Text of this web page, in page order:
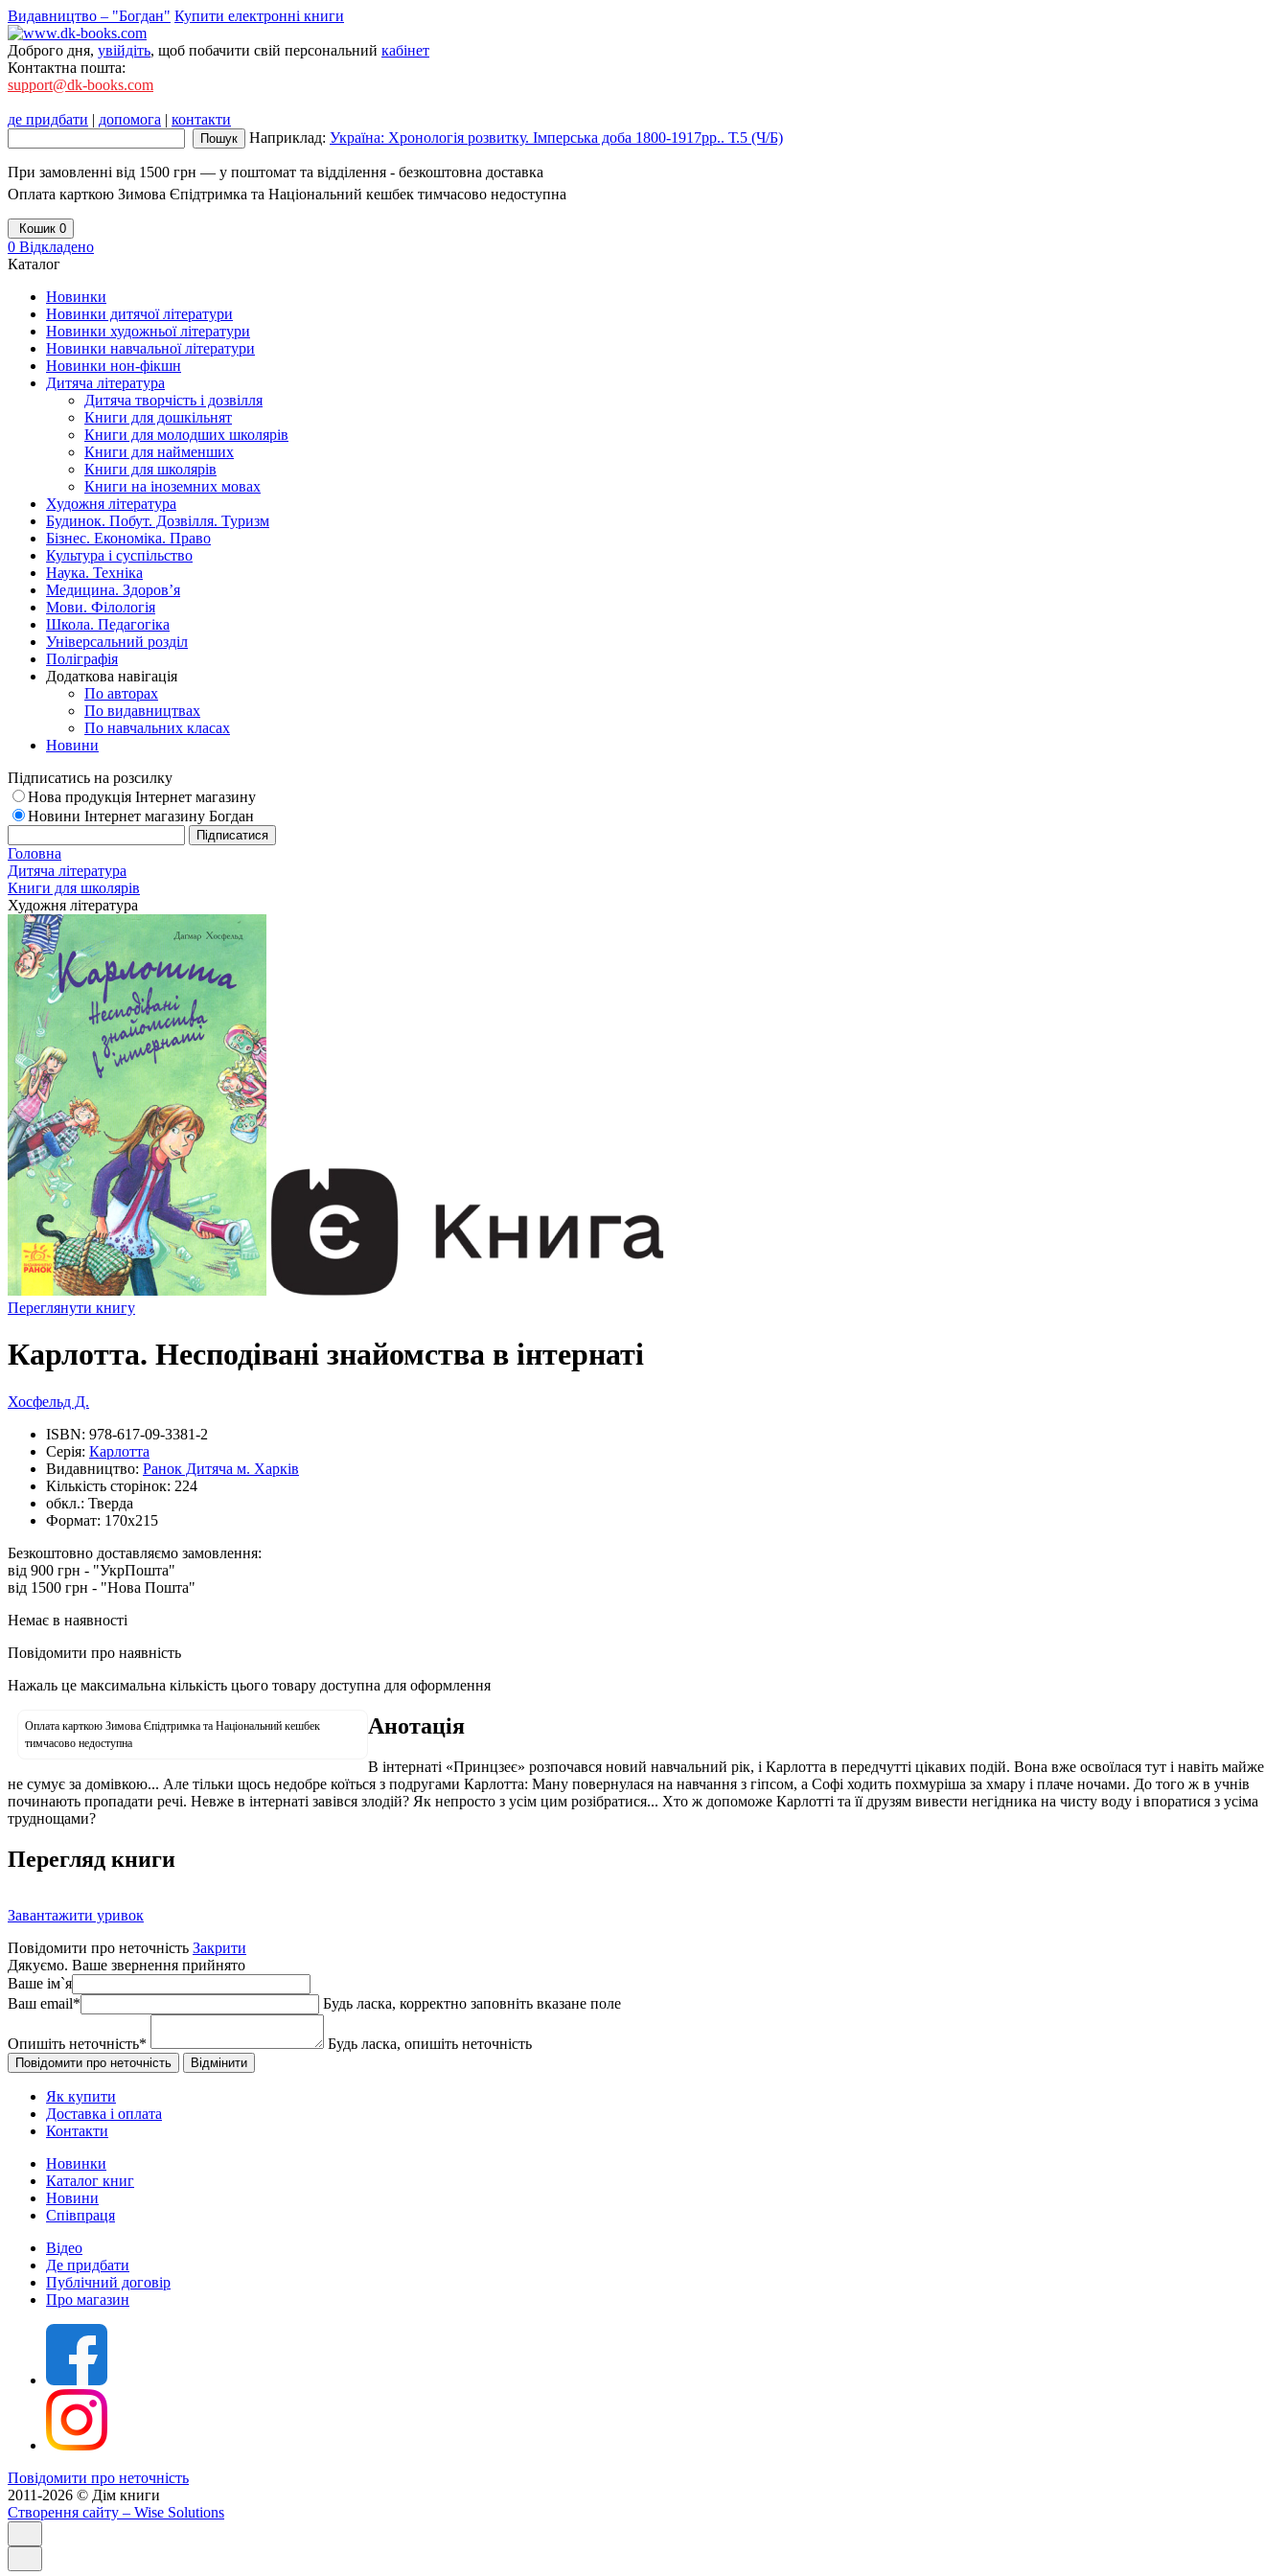
Видавництво – "Богдан" Купити електронні книги
Доброго дня, увійдіть, щоб побачити свій персональний кабінет
Контактна пошта:
support@dk-books.com
де придбати | допомога | контакти
Наприклад: Україна: Хронологія розвитку. Імперська доба 1800-1917рр.. Т.5 (Ч/Б)
При замовленні від 1500 грн — у поштомат та відділення - безкоштовна доставка
Оплата карткою Зимова Єпідтримка та Національний кешбек тимчасово недоступна
Кошик 0
0 Відкладено
Каталог
Новинки
Новинки дитячої літератури
Новинки художньої літератури
Новинки навчальної літератури
Новинки нон-фікшн
Дитяча література
Дитяча творчість і дозвілля
Книги для дошкільнят
Книги для молодших школярів
Книги для найменших
Книги для школярів
Книги на іноземних мовах
Художня література
Будинок. Побут. Дозвілля. Туризм
Бізнес. Економіка. Право
Культура і суспільство
Наука. Техніка
Медицина. Здоров’я
Мови. Філологія
Школа. Педагогіка
Універсальний розділ
Поліграфія
Додаткова навігація
По авторах
По видавництвах
По навчальних класах
Новини
Підписатись на розсилку
Нова продукція Інтернет магазину
Новини Інтернет магазину Богдан
Головна
Дитяча література
Книги для школярів
Художня література
Переглянути книгу
Карлотта. Несподівані знайомства в інтернаті
Хосфельд Д.
ISBN: 978-617-09-3381-2
Серія: Карлотта
Видавництво: Ранок Дитяча м. Харків
Кількість сторінок: 224
обкл.: Тверда
Формат: 170х215
Безкоштовно доставляємо замовлення:
від 900 грн - "УкрПошта"
від 1500 грн - "Нова Пошта"
Немає в наявності
Повідомити про наявність
Нажаль це максимальна кількість цього товару доступна для оформлення
Оплата карткою Зимова Єпідтримка та Національний кешбек
тимчасово недоступна
Анотація
В інтернаті «Принцзеє» розпочався новий навчальний рік, і Карлотта в передчутті цікавих подій. Вона вже освоїлася тут і навіть майже
не сумує за домівкою... Але тільки щось недобре коїться з подругами Карлотта: Ману повернулася на навчання з гіпсом, а Софі ходить похмуріша за хмару і плаче ночами. До того ж в учнів
починають пропадати речі. Невже в інтернаті завівся злодій? Як непросто з усім цим розібратися... Хто ж допоможе Карлотті та її друзям вивести негідника на чисту воду і впоратися з усіма
труднощами?
Перегляд книги
Завантажити уривок
Повідомити про неточність Закрити
Дякуємо. Ваше звернення прийнято
Ваше ім`я
Ваш email* Будь ласка, корректно заповніть вказане поле
Опишіть неточність* Будь ласка, опишіть неточність
Як купити
Доставка і оплата
Контакти
Новинки
Каталог книг
Новини
Співпраця
Відео
Де придбати
Публічний договір
Про магазин
Повідомити про неточність
2011-2026 © Дім книги
Створення сайту – Wise Solutions